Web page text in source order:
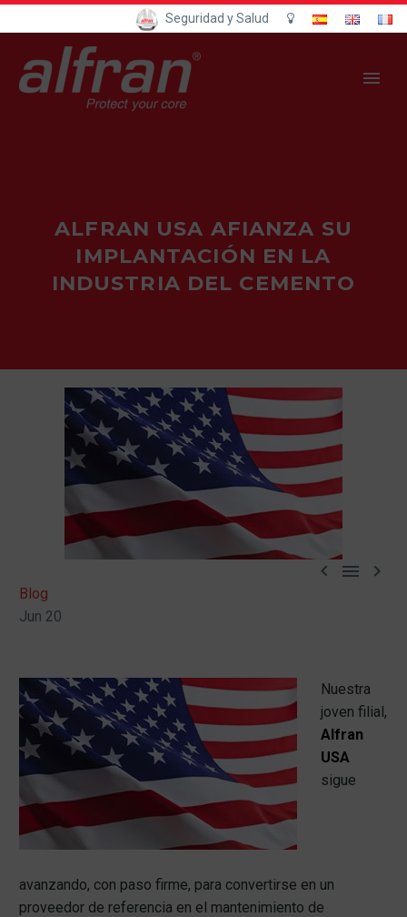
Seguridad y Salud
ALFRAN USA AFIANZA SU
IMPLANTACIÓN EN LA
INDUSTRIA DEL CEMENTO
  
Blog
Jun 20
Nuestra
joven filial,
Alfran
USA
sigue
avanzando, con paso firme, para convertirse en un
proveedor de referencia en el mantenimiento de